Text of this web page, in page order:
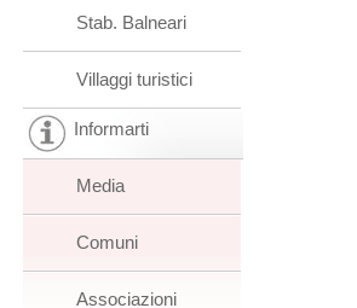
Stab. Balneari
Villaggi turistici
Informarti
Media
Comuni
Associazioni